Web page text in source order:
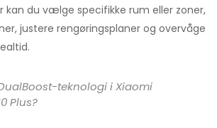
kan du vælge specifikke rum eller zoner,
justere rengøringsplaner og overvåge
teknologi i Xiaomi
Plus?